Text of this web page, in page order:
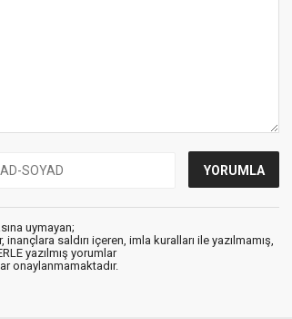
uymayan;
saldırı içeren, imla kuralları ile yazılmamış,
yazılmış yorumlar
onaylanmamaktadır.